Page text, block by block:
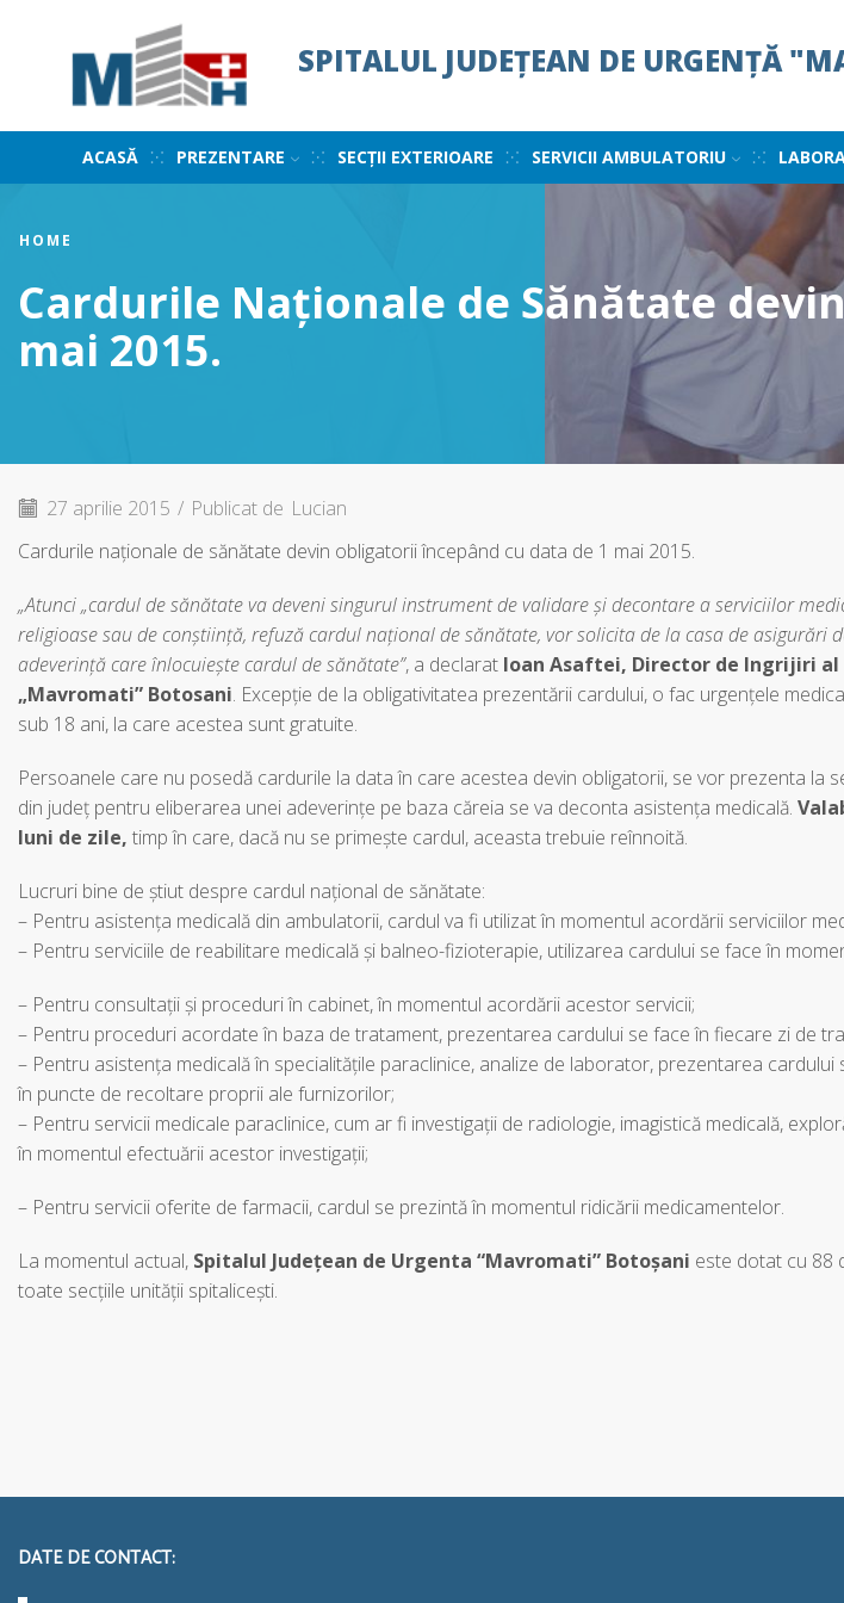
SPITALUL JUDEȚEAN DE URGENȚĂ
ACASĂ PREZENTARE SECȚII EXTERIOARE SERVICII AMBULATORIU
HOME
Cardurile Naționale de Sănătate
mai 2015.
27 aprilie 2015 / Publicat de Lucian
Cardurile naționale de sănătate devin obligatorii începând cu data de 1 mai 2015.
„Atunci „cardul de sănătate va deveni singurul instrument de validare și decontare a serviciilor
religioase sau de conștiință, refuză cardul național de sănătate, vor solicita de la casa de asigurări
adeverință care înlocuiește cardul de sănătate”, a declarat Ioan Asaftei, Director de Ingrijiri
„Mavromati” Botosani. Excepție de la obligativitatea prezentării cardului, o fac urgențele
sub 18 ani, la care acestea sunt gratuite.
Persoanele care nu posedă cardurile la data în care acestea devin obligatorii, se vor prezenta la
din județ pentru eliberarea unei adeverințe pe baza căreia se va deconta asistența medicală.
luni de zile, timp în care, dacă nu se primește cardul, aceasta trebuie reînnoită.
Lucruri bine de știut despre cardul național de sănătate:
– Pentru asistența medicală din ambulatorii, cardul va fi utilizat în momentul acordării serviciilor
– Pentru serviciile de reabilitare medicală și balneo-fizioterapie, utilizarea cardului se face în
– Pentru consultații și proceduri în cabinet, în momentul acordării acestor servicii;
– Pentru proceduri acordate în baza de tratament, prezentarea cardului se face în fiecare zi de
– Pentru asistența medicală în specialitățile paraclinice, analize de laborator, prezentarea
în puncte de recoltare proprii ale furnizorilor;
– Pentru servicii medicale paraclinice, cum ar fi investigații de radiologie, imagistică medicală,
în momentul efectuării acestor investigații;
– Pentru servicii oferite de farmacii, cardul se prezintă în momentul ridicării medicamentelor.
La momentul actual, Spitalul Județean de Urgenta “Mavromati” Botoșani este dotat cu 88
toate secțiile unității spitalicești.
DATE DE CONTACT: